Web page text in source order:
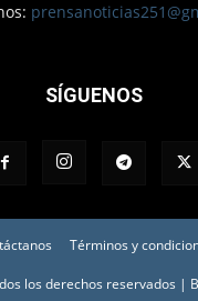
SÍGUENOS
Términos y
los derechos reservados |